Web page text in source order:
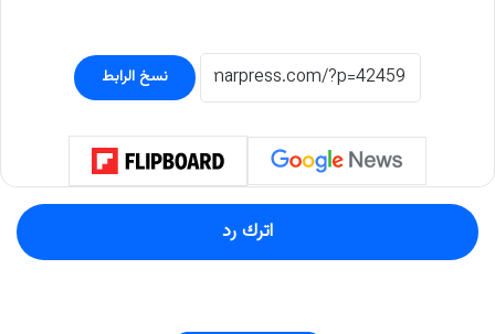
نسخ الرابط
اترك رد